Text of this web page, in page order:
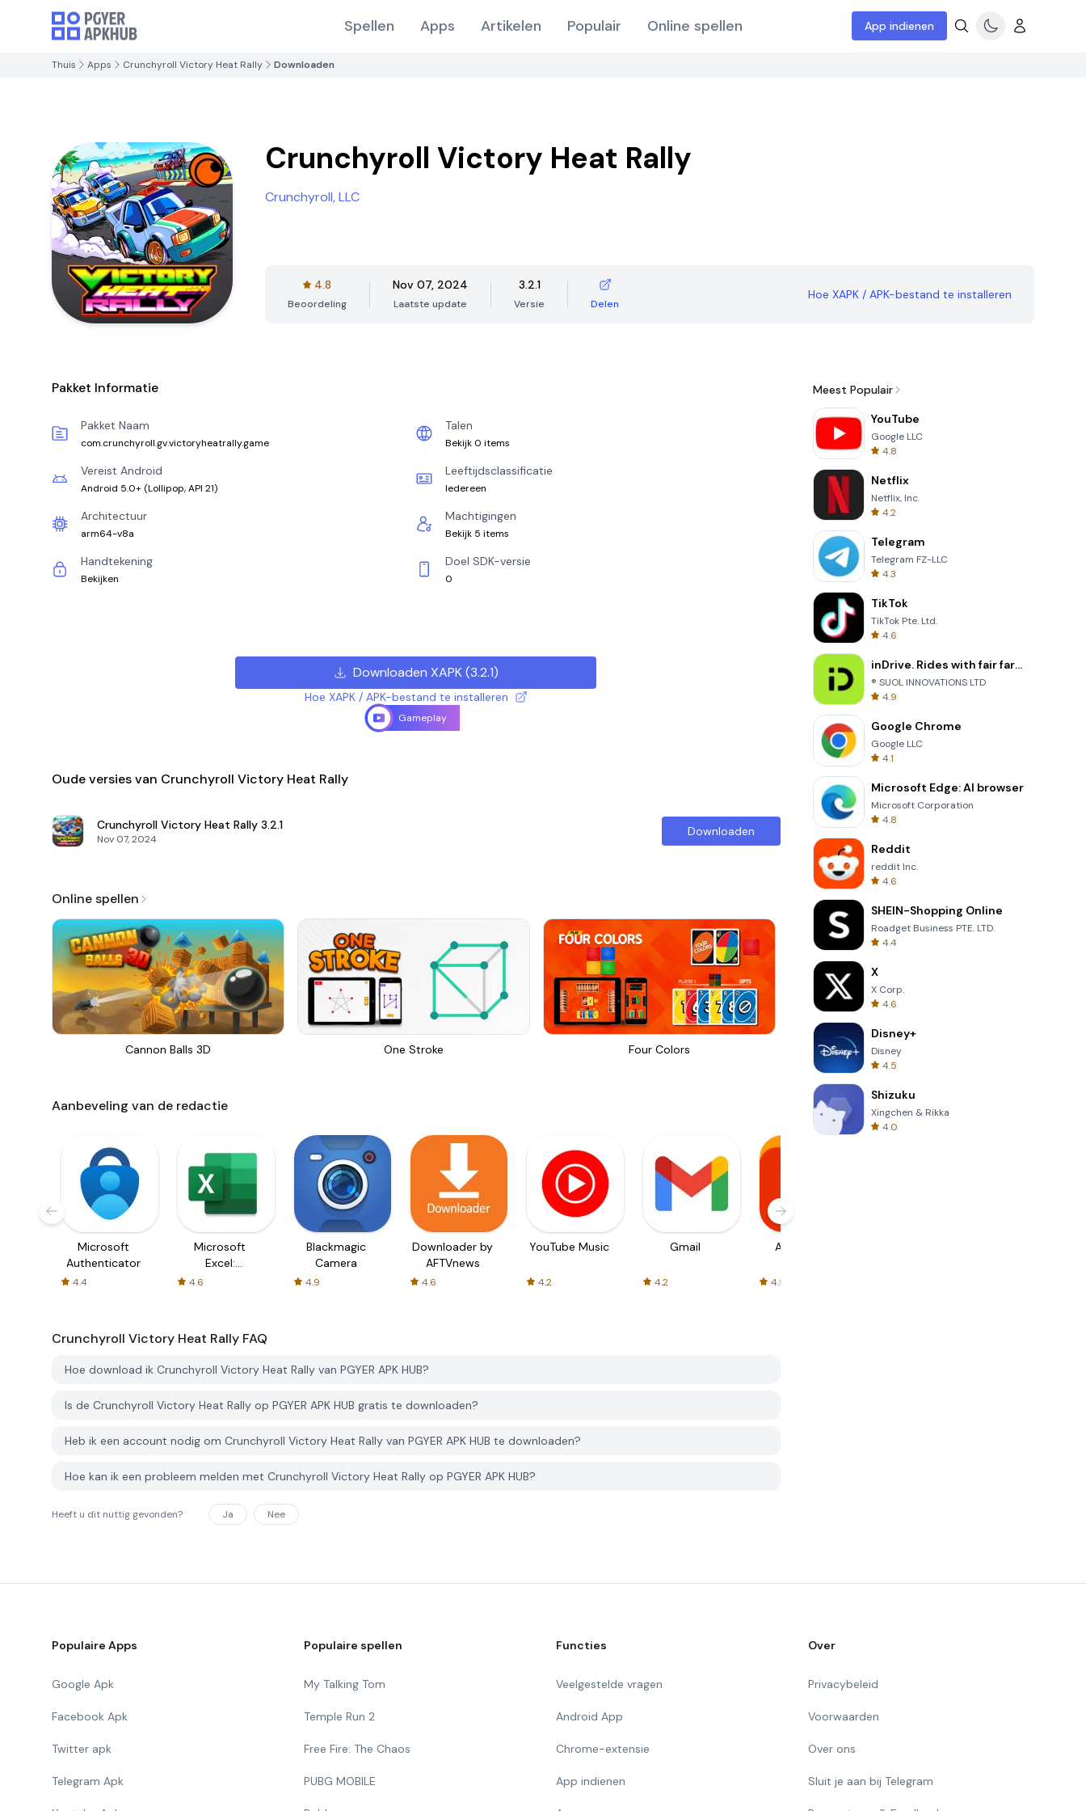
Spellen Apps Artikelen Populair Online spellen App indienen
Thuis Apps Crunchyroll Victory Heat Rally Downloaden
Crunchyroll Victory Heat Rally
Crunchyroll, LLC
4.8
Beoordeling
Nov 07, 2024
Laatste update
3.2.1
Versie Delen
Hoe XAPK / APK-bestand te installeren
Pakket Informatie
Pakket Naam
com.crunchyroll.gv.victoryheatrally.game
Talen
Bekijk 0 items
Vereist Android
Android 5.0+ (Lollipop, API 21)
Leeftijdsclassificatie
Iedereen
Architectuur
arm64-v8a
Machtigingen
Bekijk 5 items
Handtekening
Bekijken
Doel SDK-versie
0
Downloaden XAPK(3.2.1)
Hoe XAPK / APK-bestand te installeren
Gameplay
Oude versies van Crunchyroll Victory Heat Rally
Crunchyroll Victory Heat Rally 3.2.1
Nov 07, 2024
Downloaden
Online spellen
Cannon Balls 3D One Stroke Four Colors Totemia Cursed Marbels
Aanbeveling van de redactie
Microsoft
Authenticator
4.4
Microsoft
Excel:
Spreadsheets
4.6
Blackmagic
Camera
4.9
Downloader by
AFTVnews
4.6
YouTube Music
4.2
Gmail
4.2
AliExpress
4.5
Crunchyroll Victory Heat Rally FAQ
Hoe download ik Crunchyroll Victory Heat Rally van PGYER APK HUB?
Is de Crunchyroll Victory Heat Rally op PGYER APK HUB gratis te downloaden?
Heb ik een account nodig om Crunchyroll Victory Heat Rally van PGYER APK HUB te downloaden?
Hoe kan ik een probleem melden met Crunchyroll Victory Heat Rally op PGYER APK HUB?
Heeft u dit nuttig gevonden? Ja Nee
Meest Populair
YouTube
Google LLC
4.8
Netflix
Netflix, Inc.
4.2
Telegram
Telegram FZ-LLC
4.3
TikTok
TikTok Pte. Ltd.
4.6
inDrive. Rides with fair fares
® SUOL INNOVATIONS LTD
4.9
Google Chrome
Google LLC
4.1
Microsoft Edge: AI browser
Microsoft Corporation
4.8
Reddit
reddit Inc.
4.6
SHEIN-Shopping Online
Roadget Business PTE. LTD.
4.4
X
X Corp.
4.6
Disney+
Disney
4.5
Shizuku
Xingchen & Rikka
4.0
Populaire Apps
Google Apk
Facebook Apk
Twitter apk
Telegram Apk
Populaire spellen
My Talking Tom
Temple Run 2
Free Fire: The Chaos
PUBG MOBILE
Functies
Veelgestelde vragen
Android App
Chrome-extensie
App indienen
Over
Privacybeleid
Voorwaarden
Over ons
Sluit je aan bij Telegram